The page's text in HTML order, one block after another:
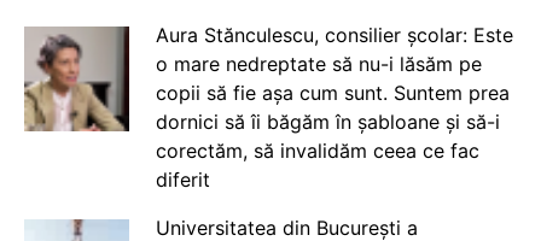
Aura Stănculescu, consilier școlar: Este
o mare nedreptate să nu-i lăsăm pe
copii să fie așa cum sunt. Suntem prea
dornici să îi băgăm în șabloane și să-i
corectăm, să invalidăm ceea ce fac
diferit
Universitatea din București a